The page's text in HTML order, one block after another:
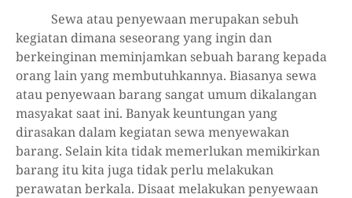
Sewa atau penyewaan merupakan sebuh
kegiatan dimana seseorang yang ingin dan
berkeinginan meminjamkan sebuah barang kepada
orang lain yang membutuhkannya. Biasanya sewa
atau penyewaan barang sangat umum dikalangan
masyakat saat ini. Banyak keuntungan yang
dirasakan dalam kegiatan sewa menyewakan
barang. Selain kita tidak memerlukan memikirkan
barang itu kita juga tidak perlu melakukan
perawatan berkala. Disaat melakukan penyewaan